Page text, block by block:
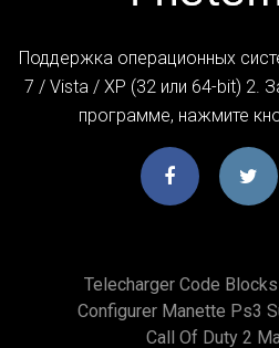
Поддержка операционных
7 / Vista / XP (32 или 64-bit) 2.
программе, нажмите
Telecharger Code
Configurer Manette Ps3
Call Of Duty 2